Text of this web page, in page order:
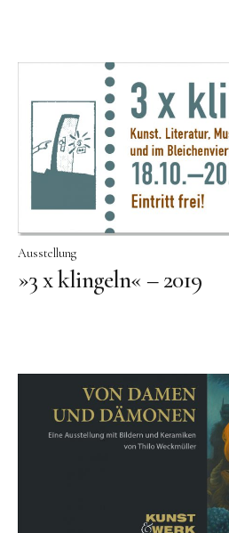
Keramik
Über
Vita
Video
HEADLINE
Ausstellung
»3 x klingeln« – 2019